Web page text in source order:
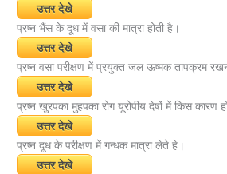
उत्तर देखे
प्रष्न भैंस के दूध में वसा की मात्रा होती है।
उत्तर देखे
प्रष्न वसा परीक्षण में प्रयुक्त जल ऊष्मक तापक्रम
उत्तर देखे
प्रष्न खुरपका मुहपका रोग यूरोपीय देषों में किस कारण
उत्तर देखे
प्रष्न दूध के परीक्षण में गन्धक मात्रा लेते हे।
उत्तर देखे